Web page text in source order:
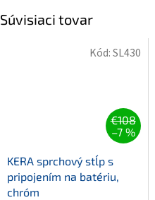
Súvisiaci tovar
€108
–7 %
KERA sprchový stĺp s
pripojením na batériu,
chróm
Kód:SL430